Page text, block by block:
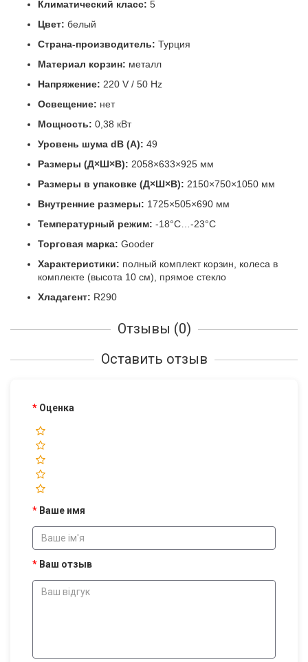
Климатический класс: 5
Цвет: белый
Страна-производитель: Турция
Материал корзин: металл
Напряжение: 220 V / 50 Hz
Освещение: нет
Мощность: 0,38 кВт
Уровень шума dB (A): 49
Размеры (Д×Ш×В): 2058×633×925 мм
Размеры в упаковке (Д×Ш×В): 2150×750×1050 мм
Внутренние размеры: 1725×505×690 мм
Температурный режим: -18°C…-23°C
Торговая марка: Gooder
Характеристики: полный комплект корзин, колеса в
комплекте (высота 10 см), прямое стекло
Хладагент: R290
Отзывы (0)
Оставить отзыв
Оценка
Ваше имя
Ваш отзыв